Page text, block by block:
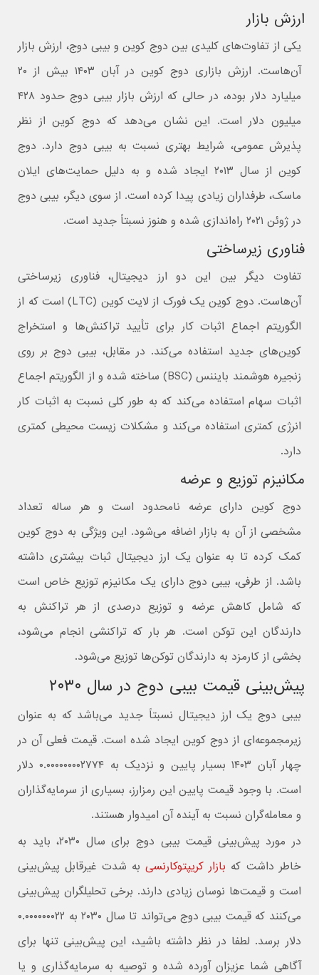
ارزش بازار
یکی از تفاوت‌های کلیدی بین دوج کوین و بیبی دوج، ارزش بازار
آن‌هاست. ارزش بازاری دوج کوین در آبان ۱۴۰۳ بیش از ۲۰
میلیارد دلار بوده، در حالی که ارزش بازار بیبی دوج حدود ۴۲۸
میلیون دلار است. این نشان می‌دهد که دوج کوین از نظر
پذیرش عمومی، شرایط بهتری نسبت به بیبی دوج دارد. دوج
کوین از سال ۲۰۱۳ ایجاد شده و به دلیل حمایت‌های ایلان
ماسک، طرفداران زیادی پیدا کرده است. از سوی دیگر، بیبی دوج
در ژوئن ۲۰۲۱ راه‌اندازی شده و هنوز نسبتاً جدید است.
فناوری زیرساختی
تفاوت دیگر بین این دو ارز دیجیتال، فناوری زیرساختی
آن‌هاست. دوج کوین یک فورک از لایت کوین (LTC) است که از
الگوریتم اجماع اثبات کار برای تأیید تراکنش‌ها و استخراج
کوین‌های جدید استفاده می‌کند. در مقابل، بیبی دوج بر روی
زنجیره هوشمند بایننس (BSC) ساخته شده و از الگوریتم اجماع
اثبات سهام استفاده می‌کند که به طور کلی نسبت به اثبات کار
انرژی کمتری استفاده می‌کند و مشکلات زیست محیطی کمتری
دارد.
مکانیزم توزیع و عرضه
دوج کوین دارای عرضه نامحدود است و هر ساله تعداد
مشخصی از آن به بازار اضافه می‌شود. این ویژگی به دوج کوین
کمک کرده تا به عنوان یک ارز دیجیتال ثبات بیشتری داشته
باشد. از طرفی، بیبی دوج دارای یک مکانیزم توزیع خاص است
که شامل کاهش عرضه و توزیع درصدی از هر تراکنش به
دارندگان این توکن است. هر بار که تراکنشی انجام می‌شود،
بخشی از کارمزد به دارندگان توکن‌ها توزیع می‌شود.
پیش‌بینی قیمت بیبی دوج در سال ۲۰۳۰
بیبی دوج یک ارز دیجیتال نسبتاً جدید می‌باشد که به عنوان
زیرمجموعه‌ای از دوج کوین ایجاد شده است. قیمت فعلی آن در
چهار آبان ۱۴۰۳ بسیار پایین و نزدیک به ۰.۰۰۰۰۰۰۰۰۲۷۷۴ دلار
است. با وجود قیمت پایین این رمزارز، بسیاری از سرمایه‌گذاران
و معامله‌گران نسبت به آینده آن امیدوار هستند.
در مورد پیش‌بینی قیمت بیبی دوج برای سال ۲۰۳۰، باید به
خاطر داشت که بازار کریپتوکارنسیبه شدت غیرقابل پیش‌بینی
است و قیمت‌ها نوسان زیادی دارند. برخی تحلیلگران پیش‌بینی
می‌کنند که قیمت بیبی دوج می‌تواند تا سال ۲۰۳۰ به ۰.۰۰۰۰۰۰۰۲۲
دلار برسد. لطفا در نظر داشته باشید، این پیش‌بینی تنها برای
آگاهی شما عزیزان آورده شده و توصیه به سرمایه‌گذاری و یا